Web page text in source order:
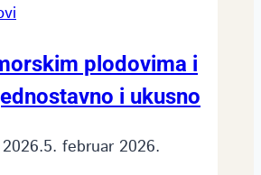
plodovima i
i ukusno
5. februar 2026.